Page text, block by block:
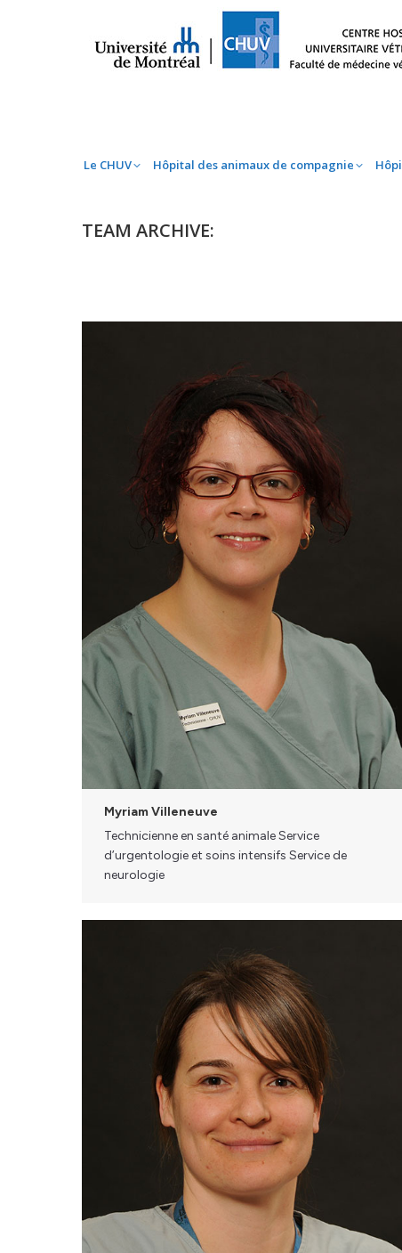
Le CHUV Hôpital des animaux de compagnie
TEAM ARCHIVE:
Myriam Villeneuve
Technicienne en santé animale Service
d’urgentologie et soins intensifs Service de
neurologie
Le CHUV Hôpital des animaux de